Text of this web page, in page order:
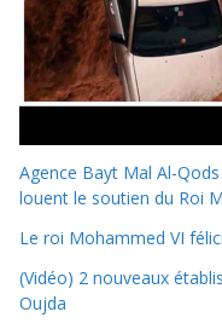
Agence Bayt Mal Al-Qods
louent le soutien du Roi
Le roi Mohammed VI
(Vidéo) 2 nouveaux
Oujda